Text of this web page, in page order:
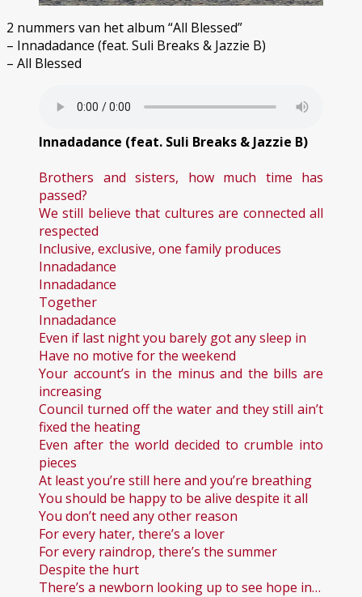
2 nummers van het album “All Blessed”
– Innadadance (feat. Suli Breaks & Jazzie B)
– All Blessed
Innadadance (feat. Suli Breaks & Jazzie B)
Brothers and sisters, how much time has
passed?
We still believe that cultures are connected all
respected
Inclusive, exclusive, one family produces
Innadadance
Innadadance
Together
Innadadance
Even if last night you barely got any sleep in
Have no motive for the weekend
Your account’s in the minus and the bills are
increasing
Council turned off the water and they still ain’t
fixed the heating
Even after the world decided to crumble into
pieces
At least you’re still here and you’re breathing
You should be happy to be alive despite it all
You don’t need any other reason
For every hater, there’s a lover
For every raindrop, there’s the summer
Despite the hurt
There’s a newborn looking up to see hope in…